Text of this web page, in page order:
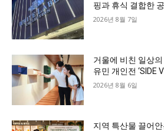
핑과 휴식 결합한
2026년 8월 7일
거울에 비친 일상
유민 개인전 ‘SIDE
2026년 8월 6일
지역 특산물 끌어